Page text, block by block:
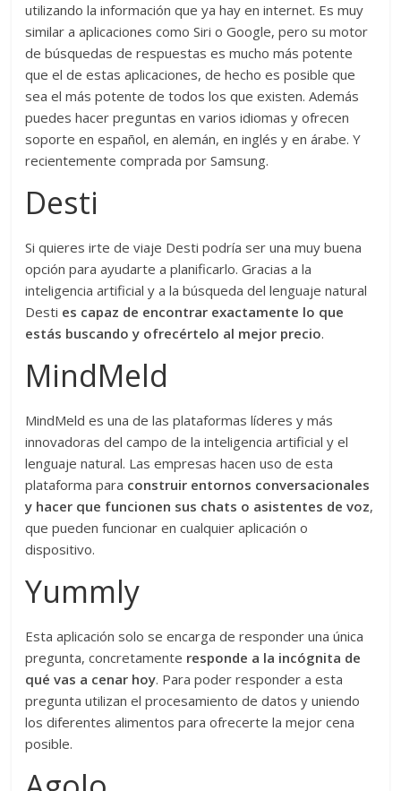
utilizando la información que ya hay en internet. Es muy
similar a aplicaciones como Siri o Google, pero su motor
de búsquedas de respuestas es mucho más potente
que el de estas aplicaciones, de hecho es posible que
sea el más potente de todos los que existen. Además
puedes hacer preguntas en varios idiomas y ofrecen
soporte en español, en alemán, en inglés y en árabe. Y
recientemente comprada por Samsung.
Desti
Si quieres irte de viaje Desti podría ser una muy buena
opción para ayudarte a planificarlo. Gracias a la
inteligencia artificial y a la búsqueda del lenguaje natural
Desti es capaz de encontrar exactamente lo que
estás buscando y ofrecértelo al mejor precio.
MindMeld
MindMeld es una de las plataformas líderes y más
innovadoras del campo de la inteligencia artificial y el
lenguaje natural. Las empresas hacen uso de esta
plataforma para construir entornos conversacionales
y hacer que funcionen sus chats o asistentes de voz,
que pueden funcionar en cualquier aplicación o
dispositivo.
Yummly
Esta aplicación solo se encarga de responder una única
pregunta, concretamente responde a la incógnita de
qué vas a cenar hoy. Para poder responder a esta
pregunta utilizan el procesamiento de datos y uniendo
los diferentes alimentos para ofrecerte la mejor cena
posible.